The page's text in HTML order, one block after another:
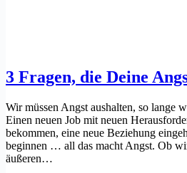
3 Fragen, die Deine
Wir müssen Angst aushalten, so lange
Einen neuen Job mit neuen
bekommen, eine neue Beziehung
beginnen … all das macht Angst. Ob
äußeren…